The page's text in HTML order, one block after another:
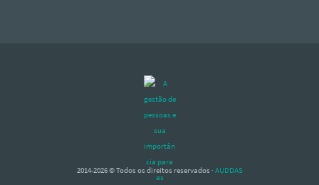
2014-2026 © Todos os direitos reservados · AUDDAS